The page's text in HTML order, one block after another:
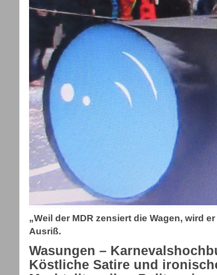
„Weil der MDR zensiert die Wagen, wird
Ausriß.
Wasungen –
Köstliche Satire und